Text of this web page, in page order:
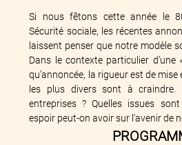
Si nous fêtons cette année le
Sécurité sociale, les récentes
laissent penser que notre modèle
Dans le contexte particulier d’une
qu’annoncée, la rigueur est de
les plus divers sont à craindre.
entreprises ? Quelles issues sont
espoir peut-on avoir sur l’avenir de